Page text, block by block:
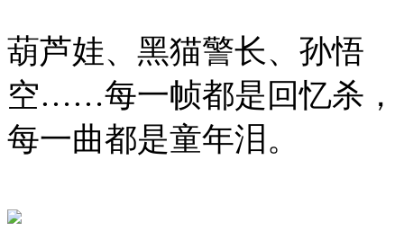
葫芦娃、黑猫警长、孙悟
空……每一帧都是回忆杀，
每一曲都是童年泪。